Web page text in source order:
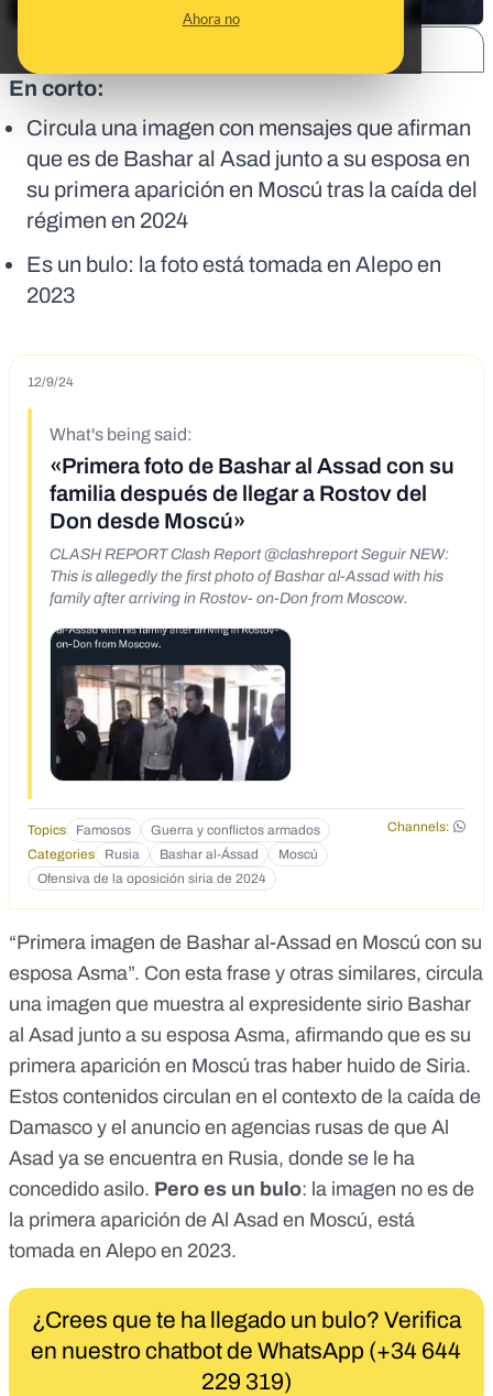
Ahora no
En corto:
Circula una imagen con mensajes que afirman
que es de Bashar al Asad junto a su esposa en
su primera aparición en Moscú tras la caída del
régimen en 2024
Es un bulo: la foto está tomada en Alepo en
2023
12/9/24
What's being said:
«Primera foto de Bashar al Assad con su
familia después de llegar a Rostov del
Don desde Moscú»
CLASH REPORT Clash Report @clashreport Seguir NEW:
This is allegedly the first photo of Bashar al-Assad with his
family after arriving in Rostov- on-Don from Moscow.
Topics Famosos Guerra y conflictos armados
Channels:
Categories
Rusia Bashar al-Ássad
Moscú
Ofensiva de la oposición siria de 2024
“Primera imagen de Bashar al-Assad en Moscú con su
esposa Asma”. Con esta frase y otras similares, circula
una imagen que muestra al expresidente sirio Bashar
al Asad junto a su esposa Asma, afirmando que es su
primera aparición en Moscú tras haber huido de Siria.
Estos contenidos circulan en el contexto de la caída de
Damasco y el anuncio en agencias rusas de que Al
Asad ya se encuentra en Rusia, donde se le ha
concedido asilo. Pero es un bulo: la imagen no es de
la primera aparición de Al Asad en Moscú, está
tomada en Alepo en 2023.
¿Crees que te ha llegado un bulo? Verifica
en nuestro chatbot de WhatsApp (+34 644
229 319)